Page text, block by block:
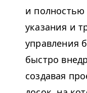
и
указания и
управления
быстро
создавая